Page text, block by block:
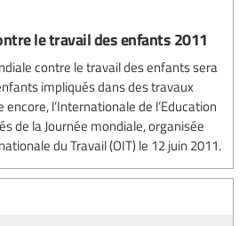
le travail des enfants 2011
contre le travail des enfants sera
impliqués dans des travaux
l’Internationale de l’Education
de la Journée mondiale, organisée
du Travail (OIT) le 12 juin 2011.